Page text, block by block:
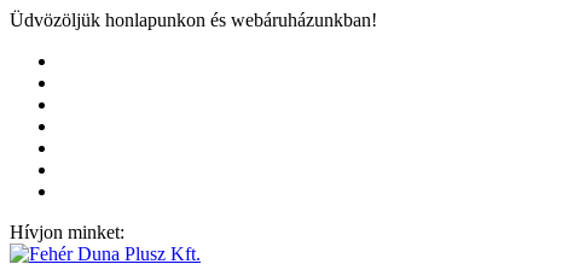
Üdvözöljük honlapunkon és webáruházunkban!
Hívjon minket: